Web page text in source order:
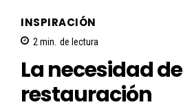
INSPIRACIÓN
2min. de lectura
La necesidad de
restauración